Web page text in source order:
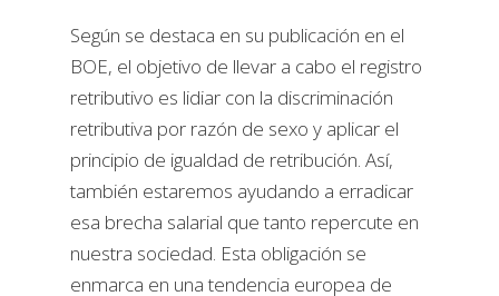
Según se destaca en su publicación en el
BOE, el objetivo de llevar a cabo el registro
retributivo es lidiar con la discriminación
retributiva por razón de sexo y aplicar el
principio de igualdad de retribución. Así,
también estaremos ayudando a erradicar
esa brecha salarial que tanto repercute en
nuestra sociedad. Esta obligación se
enmarca en una tendencia europea de